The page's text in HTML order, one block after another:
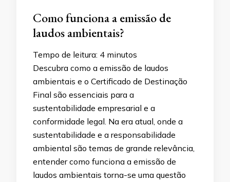
Como funciona a emissão de
laudos ambientais?
Tempo de leitura: 4 minutos
Descubra como a emissão de laudos
ambientais e o Certificado de Destinação
Final são essenciais para a
sustentabilidade empresarial e a
conformidade legal. Na era atual, onde a
sustentabilidade e a responsabilidade
ambiental são temas de grande relevância,
entender como funciona a emissão de
laudos ambientais torna-se uma questão